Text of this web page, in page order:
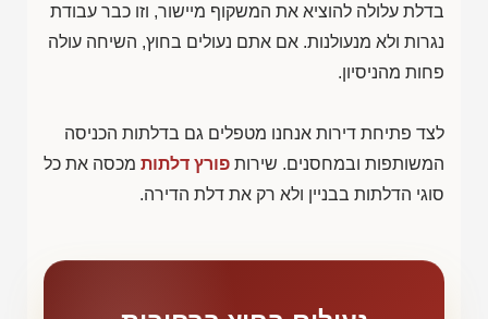
בדלת עלולה להוציא את המשקוף מיישור, וזו כבר עבודת
נגרות ולא מנעולנות. אם אתם נעולים בחוץ, השיחה עולה
פחות מהניסיון.
לצד פתיחת דירות אנחנו מטפלים גם בדלתות הכניסה
המשותפות ובמחסנים. שירות פורץ דלתות מכסה את כל
סוגי הדלתות בבניין ולא רק את דלת הדירה.